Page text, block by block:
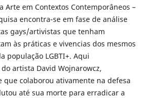
Arte em Contextos Contemporâneos –
encontra-se em fase de análise
gays/artivistas que tenham
às práticas e vivencias dos mesmos
população LGBTI+. Aqui
artista David Wojnarowcz,
que colaborou ativamente na defesa
até sua morte para erradicar a